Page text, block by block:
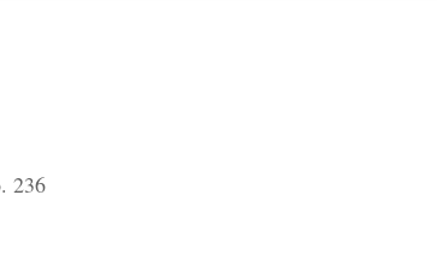
236